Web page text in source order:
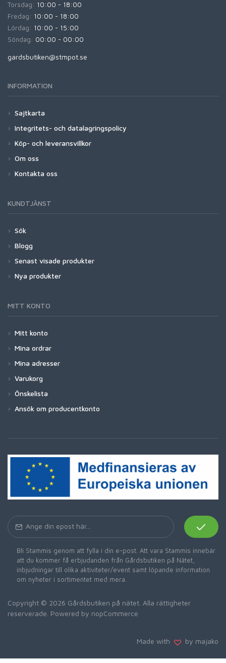
Torsdag: 10:00 - 18:00
Fredag: 10:00 - 18:00
Lördag: 10:00 - 15:00
Söndag: 00:00 - 00:00
gardsbutiken@stmpot.se
INFORMATION
Sajtkarta
Integritets- och datalagringspolicy
Köp- och leveransvillkor
Om oss
Kontakta oss
KUNDTJÄNST
Sök
Blogg
Senast visade produkter
Nya produkter
MITT KONTO
Mitt konto
Mina ordrar
Mina adresser
Varukorg
Önskelista
Ansök om producentkonto
Bli Stammis genom att fylla i din e-post. Att vara Stammis innebär
att du kommer få erbjudanden från Gårdsbutiken på Nätet,
inbjudningar till olika aktiviteter/event samt löpande information
om nyheter i sortimentet med mera.
Copyright © 2026 Gårdsbutiken på nätet. Alla rättigheter
reserverade. Powered by nopCommerce
Made with by majako